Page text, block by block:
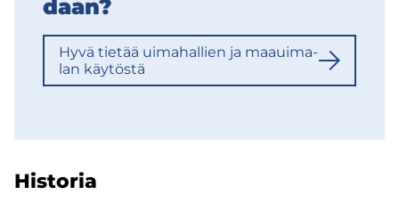
daan?
Hyvä tie­tää ui­ma­hal­lien ja maa­ui­ma­
lan käy­tös­tä
His­to­ria